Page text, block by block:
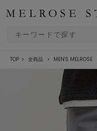
TOP 全商品 MEN'S MELROSE